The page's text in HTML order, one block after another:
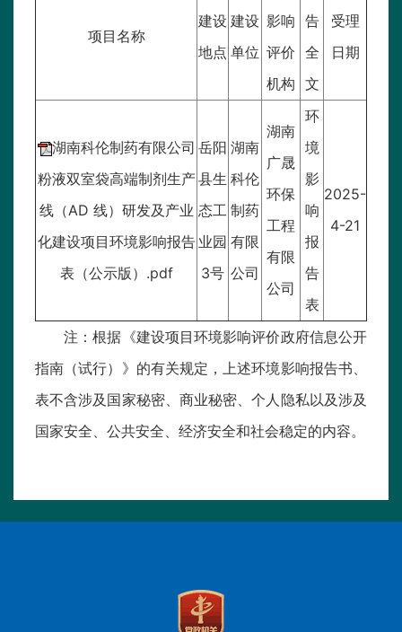
项目名称
建设
地点
建设
单位
影响
评价
机构
告
全
文
受理
日期
湖南科伦制药有限公司
粉液双室袋高端制剂生产
线（AD 线）研发及产业
化建设项目环境影响报告
表（公示版）.pdf
岳阳
县生
态工
业园
3号
湖南
科伦
制药
有限
公司
湖南
广晟
环保
工程
有限
公司
环
境
影
响
报
告
表
2025-
4-21
注：根据《建设项目环境影响评价政府信息公开
指南（试行）》的有关规定，上述环境影响报告书、
表不含涉及国家秘密、商业秘密、个人隐私以及涉及
国家安全、公共安全、经济安全和社会稳定的内容。